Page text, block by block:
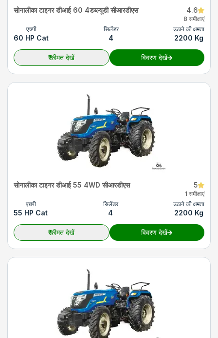
सोनालीका टाइगर डीआई 60 4डब्ल्यूडी सीआरडीएस 4.6
8 समीक्षाएं
एचपी
60 HP Cat
सिलेंडर
4
उठाने की क्षमता
2200 Kg
₹कीमत देखें विवरण देखें
सोनालीका टाइगर डीआई 55 4WD सीआरडीएस 5
1 समीक्षाएं
एचपी
55 HP Cat
सिलेंडर
4
उठाने की क्षमता
2200 Kg
₹कीमत देखें विवरण देखें